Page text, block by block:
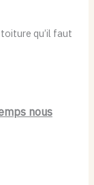
qu’il faut
nous